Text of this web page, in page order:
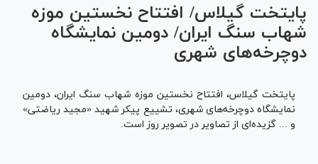
پایتخت گیلاس/ افتتاح نخستین موزه
شهاب سنگ ایران/ دومین نمایشگاه
دوچرخه‌های شهری
پایتخت گیلاس، افتتاح نخستین موزه شهاب سنگ ایران، دومین
نمایشگاه دوچرخه‌های شهری، تشییع پیکر شهید «مجید ریاضتی»
و ... گزیده‌ای از تصاویر در تصویر روز است.